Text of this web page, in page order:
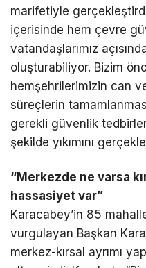
marifetiyle
içerisinde hem çevre
vatandaşlarımız
oluşturabiliyor. Bizim
hemşehrilerimizin can
süreçlerin
gerekli güvenlik
şekilde yıkımını
“Merkezde ne varsa
hassasiyet var”
Karacabey’in 85
vurgulayan Başkan
merkez-kırsal ayrımı